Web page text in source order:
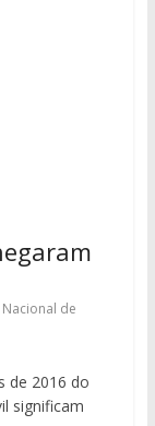
de
de 2016 do
significam